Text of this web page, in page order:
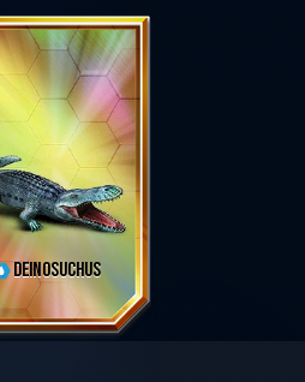
DEINOSUCHUS